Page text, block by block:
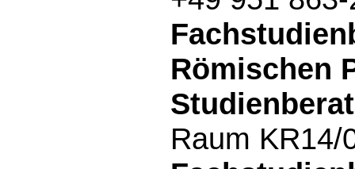
Römischen
Raum KR14/